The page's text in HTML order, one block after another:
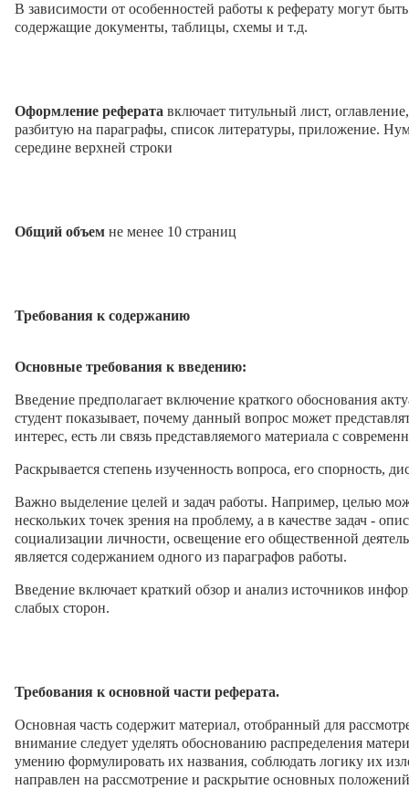
В зависимости от особенностей работы к реферату могут
содержащие документы, таблицы, схемы и т.д.
Оформление реферата включает титульный лист,
разбитую на параграфы, список литературы, приложение.
середине верхней строки
Общий объем не менее 10 страниц
Требования к содержанию
Основные требования к введению:
Введение предполагает включение краткого обоснования
студент показывает, почему данный вопрос может
интерес, есть ли связь представляемого материала с
Раскрывается степень изученность вопроса, его спорность,
Важно выделение целей и задач работы. Например, целью
нескольких точек зрения на проблему, а в качестве задач -
социализации личности, освещение его общественной
является содержанием одного из параграфов работы.
Введение включает краткий обзор и анализ источников
слабых сторон.
Требования к основной части реферата.
Основная часть содержит материал, отобранный для
внимание следует уделять обоснованию распределения
умению формулировать их названия, соблюдать логику их
направлен на рассмотрение и раскрытие основных